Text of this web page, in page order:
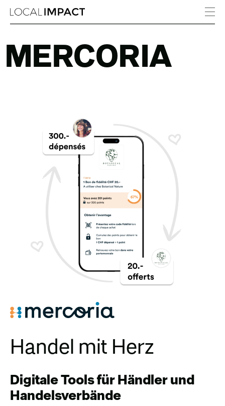
MERCORIA
Handel mit Herz
Digitale Tools für Händler und
Handelsverbände